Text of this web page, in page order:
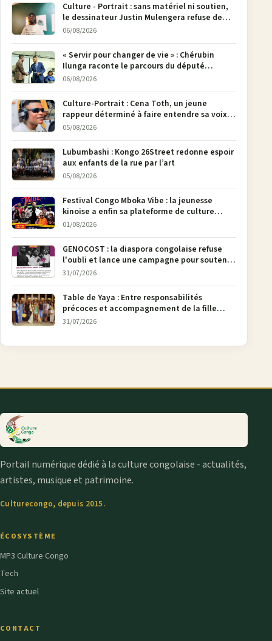
Culture - Portrait : sans matériel ni soutien,
le dessinateur Justin Mulengera refuse de
poser son crayon
06/08/2026
« Servir pour changer de vie » : Chérubin
Ilunga raconte le parcours du député
national Jethro Muyombi Tshimbu en 137
06/08/2026
Culture-Portrait : Cena Toth, un jeune
rappeur déterminé à faire entendre sa voix à
Bunia
05/08/2026
Lubumbashi : Kongo 26Street redonne espoir
aux enfants de la rue par l’art
05/08/2026
Festival Congo Mboka Vibe : la jeunesse
kinoise a enfin sa plateforme de culture
urbaine
01/08/2026
GENOCOST : la diaspora congolaise refuse
l'oubli et lance une campagne pour soutenir
la pétition FONAREV depuis Bruxelles
31/07/2026
Table de Yaya : Entre responsabilités
précoces et accompagnement de la fille
aînée, la diaspora en débat
31/07/2026
Portail numérique dédié à la culture congolaise - actualités,
artistes, musique et patrimoine.
Culturecongo, depuis 2015.
ÉCOSYSTÈME
MP3 Culture Congo
Tech
Site actuel
CONTACT